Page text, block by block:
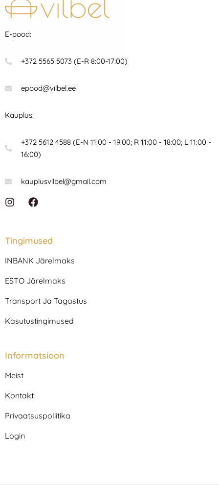
E-pood:
+372 5565 5073 (E-R 8:00-17:00)
epood@vilbel.ee
Kauplus:
+372 5612 4588 (E-N 11:00 - 19:00; R 11:00 - 18:00; L 11:00 -
16:00)
kauplusvilbel@gmail.com
I
a
r
m
F
a
b
o
Tingimused
INBANK Järelmaks
ESTO Järelmaks
Transport Ja Tagastus
Kasutustingimused
Informatsioon
Meist
Kontakt
Privaatsuspoliitika
Login